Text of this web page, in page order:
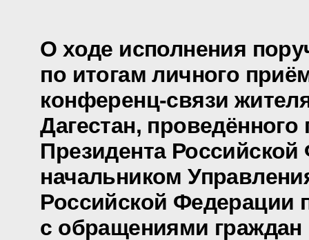
О ходе исполнения
по итогам личного
конференц-связи
Дагестан,
Президента
начальником
Российской Федерации
с обращениями граждан